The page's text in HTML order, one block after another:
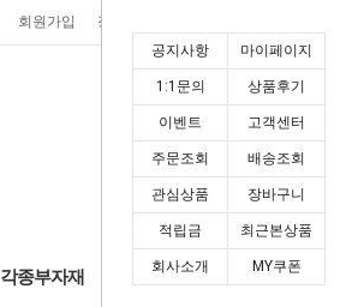
공지사항 마이페이지
1:1문의 상품후기
이벤트 고객센터
주문조회 배송조회
관심상품 장바구니
적립금 최근본상품
회사소개 MY쿠폰
회원가입 장바구니
각종부자재